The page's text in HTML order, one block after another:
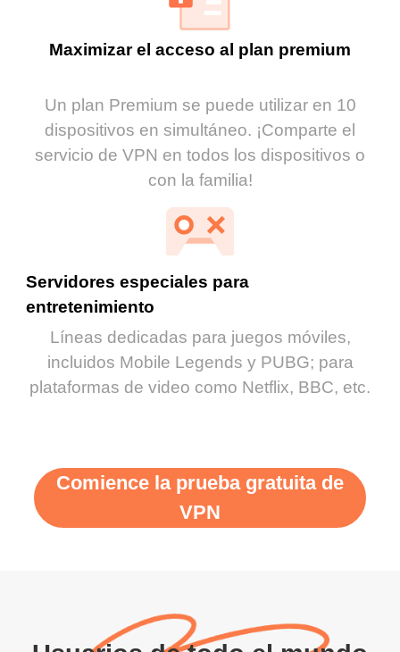
Maximizar el acceso al plan premium
Un plan Premium se puede utilizar en 10
dispositivos en simultáneo. ¡Comparte el
servicio de VPN en todos los dispositivos o
con la familia!
Servidores especiales para
entretenimiento
Líneas dedicadas para juegos móviles,
incluidos Mobile Legends y PUBG; para
plataformas de video como Netflix, BBC, etc.
Comience la prueba gratuita de
VPN